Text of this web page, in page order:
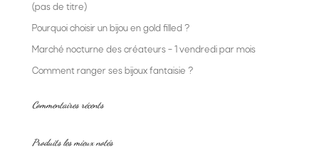
(pas de titre)
Pourquoi choisir un bijou en gold filled ?
Marché nocturne des créateurs – 1 vendredi par mois
Comment ranger ses bijoux fantaisie ?
Commentaires récents
Produits les mieux notés